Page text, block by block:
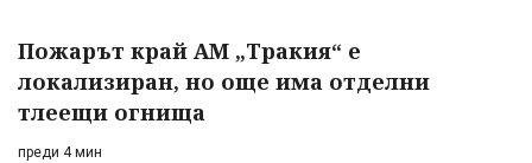
Пожарът край АМ „Тракия“ е
локализиран, но още има отделни
тлеещи огнища
преди 4 мин